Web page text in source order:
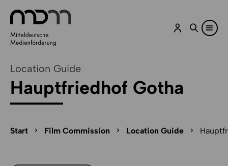
Hauptfriedhof Gotha
Location Guide
Seitenpfad
Start Film Commission Location Guide